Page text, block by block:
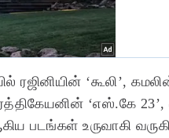
ரஜினியின் ‘கூலி’,
‘எஸ்.கே
படங்கள் உருவாகி